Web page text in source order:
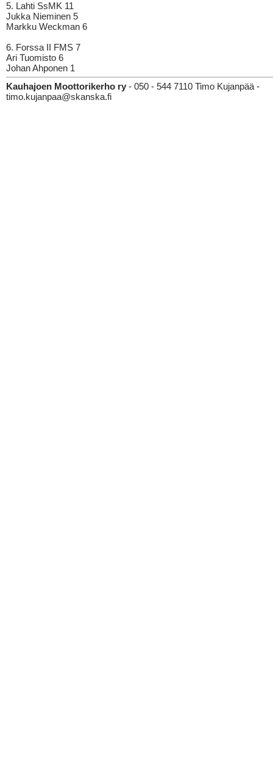
5. Lahti SsMK 11
Jukka Nieminen 5
Markku Weckman 6
6. Forssa II FMS 7
Ari Tuomisto 6
Johan Ahponen 1
Kauhajoen Moottorikerho ry - 050 - 544 7110 Timo Kujanpää -
timo.kujanpaa@skanska.fi